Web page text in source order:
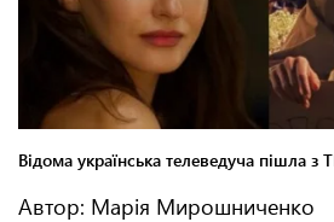
Автор: Марія Мирошниченко